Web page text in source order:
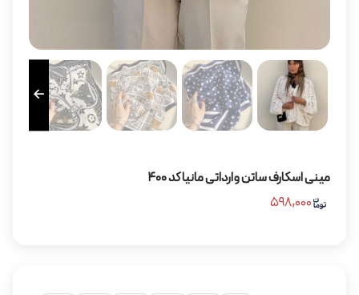
مینی اسکارف ساتن وارداتی مانیا کد ۴۰۰